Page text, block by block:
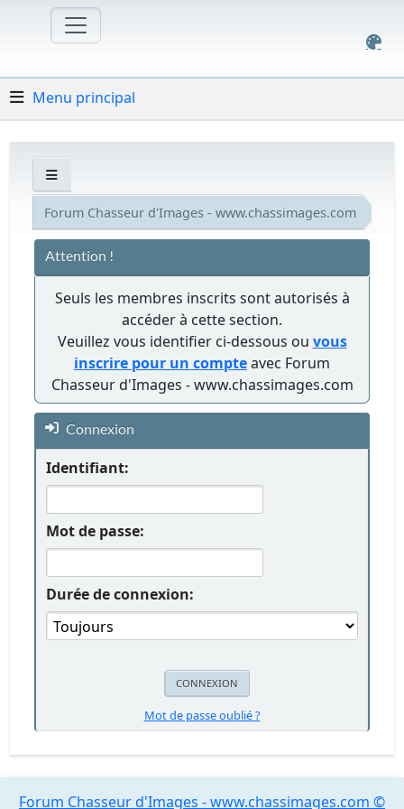
Menu principal
Forum Chasseur d'Images - www.chassimages.com
Attention !
Seuls les membres inscrits sont autorisés à
accéder à cette section.
Veuillez vous identifier ci-dessous ou vous
inscrire pour un compteavec Forum
Chasseur d'Images - www.chassimages.com
Connexion
Identifiant:
Mot de passe:
Durée de connexion:
Mot de passe oublié ?
Forum Chasseur d'Images - www.chassimages.com ©